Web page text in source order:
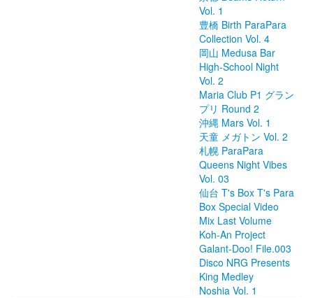
Vol. 1
豊橋 Birth ParaPara
Collection Vol. 4
岡山 Medusa Bar
High-School Night
Vol. 2
Maria Club P1 グラン
プリ Round 2
沖縄 Mars Vol. 1
天童 メガトン Vol. 2
札幌 ParaPara
Queens Night Vibes
Vol. 03
仙台 T's Box T's Para
Box Special Video
Mix Last Volume
Koh-An Project
Galant-Doo! File.003
Disco NRG Presents
King Medley
Noshia Vol. 1